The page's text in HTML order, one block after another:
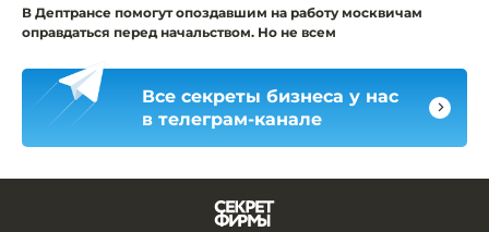
В Дептрансе помогут опоздавшим на работу москвичам
оправдаться перед начальством. Но не всем
Все секреты бизнеса у нас
в телеграм-канале